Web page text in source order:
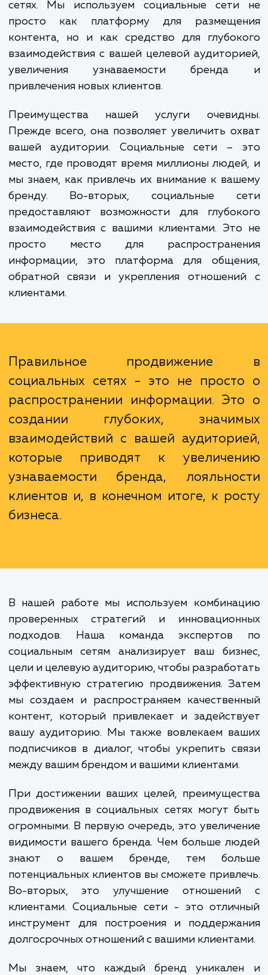
Здесь на помощь приходит наша
"Продвижение в социальных сетях".
комплексное решение, которое
рост и активность вашего бренда в
сетях. Мы используем социальные
контента, но и как средство для
взаимодействия с вашей целевой
увеличения узнаваемости
привлечения новых клиентов.
Преимущества нашей услуги
Прежде всего, она позволяет увеличить
вашей аудитории. Социальные сети –
место, где проводят время миллионы
мы знаем, как привлечь их внимание к
бренду. Во-вторых, социальные
взаимодействия с вашими клиентами.
информации, это платформа для
обратной связи и укрепления
клиентами.
Правильное
социальных сетях - это не
распространении информации.
узнаваемости бренда,
клиентов и, в конечном итоге, к
бизнеса.
В нашей работе мы используем
проверенных стратегий и
социальным сетям анализирует ваш
цели и целевую аудиторию, чтобы
эффективную стратегию продвижения.
мы создаем и распространяем
вашу аудиторию. Мы также вовлекаем
подписчиков в диалог, чтобы укрепить
между вашим брендом и вашими клиентами.